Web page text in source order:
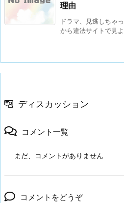
理由
ドラマ、見逃しちゃ
から違法サイトで見
ディスカッション
コメント一覧
まだ、コメントがありません
コメントをどうぞ